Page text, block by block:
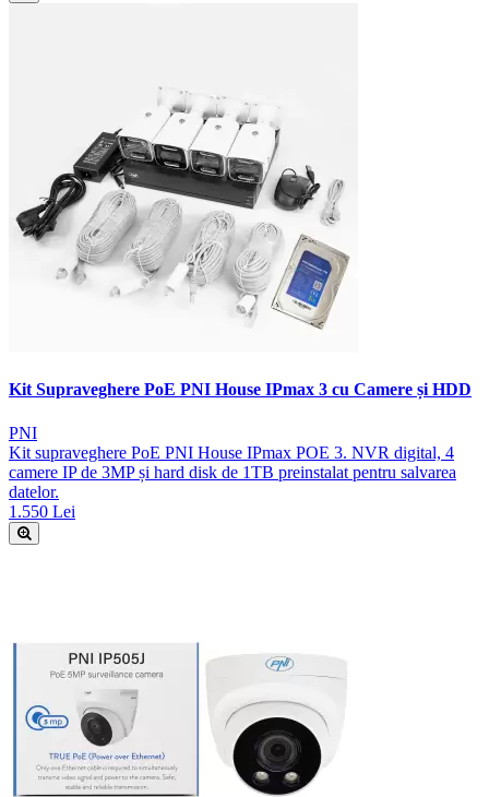
Kit Supraveghere PoE PNI House IPmax 3 cu Camere și HDD
PNI
Kit supraveghere PoE PNI House IPmax POE 3. NVR digital, 4
camere IP de 3MP și hard disk de 1TB preinstalat pentru salvarea
datelor.
1.550 Lei